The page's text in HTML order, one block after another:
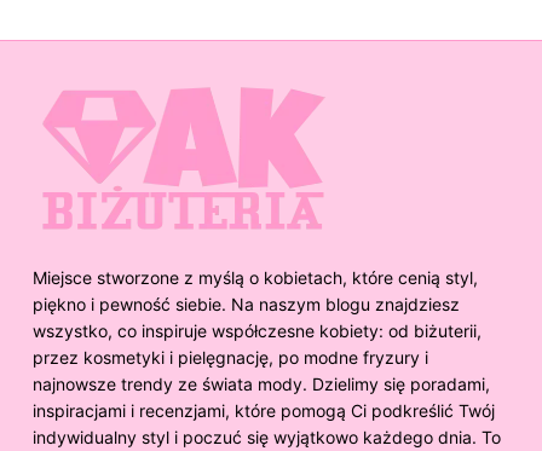
Miejsce stworzone z myślą o kobietach, które cenią styl,
piękno i pewność siebie. Na naszym blogu znajdziesz
wszystko, co inspiruje współczesne kobiety: od biżuterii,
przez kosmetyki i pielęgnację, po modne fryzury i
najnowsze trendy ze świata mody. Dzielimy się poradami,
inspiracjami i recenzjami, które pomogą Ci podkreślić Twój
indywidualny styl i poczuć się wyjątkowo każdego dnia. To